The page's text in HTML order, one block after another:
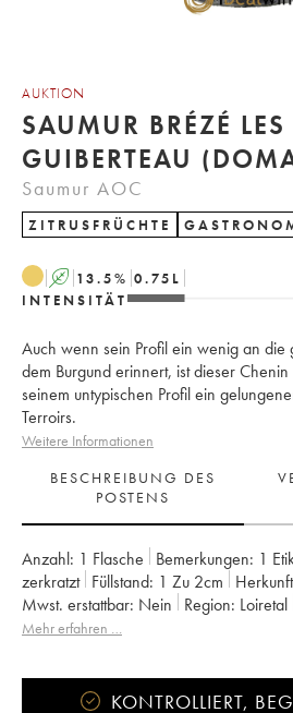
AUKTION
SAUMUR BRÉZÉ LES
GUIBERTEAU
Saumur AOC
ZITRUSFRÜCHTE
A 13.5% 0.75 L
INTENSITÄT
Auch wenn sein Profil ein wenig an die
dem Burgund erinnert, ist dieser
seinem untypischen Profil ein
Terroirs.
Weitere Informationen
BESCHREIBUNG DES
POSTENS
Anzahl: 1 Flasche Bemerkungen: 1
zerkratzt Füllstand: 1 Zu 2cm
Mwst. erstattbar:
nein Region: Loiretal
Eigentümer:
Guiberteau (Domaine)
Mehr erfahren …
KONTROLLIERT,